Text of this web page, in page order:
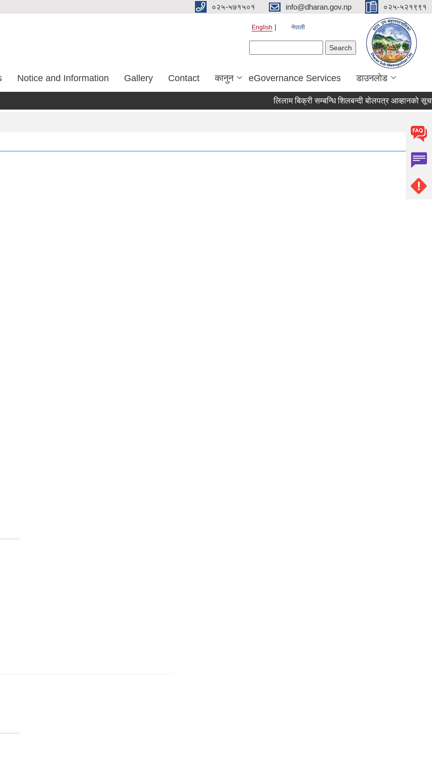
०२५-५७१५०१ info@dharan.gov.np ०२५-५२१९९१
English नेपाली
Notice and Information Gallery Contact कानुन eGovernance Services डाउनलोड
लिलाम बिक्री सम्बन्धि शिलबन्दी बोलपत्र आव्हानको सूचना।